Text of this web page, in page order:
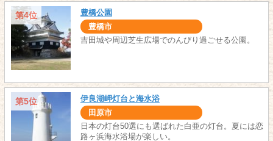
第4位 豊橋公園
豊橋市
吉田城や周辺芝生広場でのんびり過ごせる公園。
第5位 伊良湖岬灯台と海水浴
田原市
日本の灯台50選にも選ばれた白亜の灯台。夏には恋
路ヶ浜海水浴場が楽しい。